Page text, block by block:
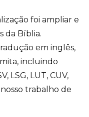
foi ampliar e
da Bíblia.
em inglês,
incluindo
LSG, LUT, CUV,
trabalho de